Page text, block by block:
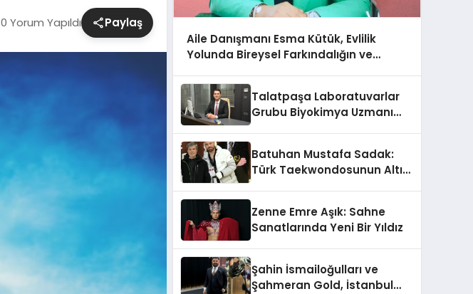
0 Yorum Yapıldı Paylaş
Aile Danışmanı Esma Kütük, Evlilik
Yolunda Bireysel Farkındalığın ve
Talatpaşa Laboratuvarlar
Grubu Biyokimya Uzmanı
Batuhan Mustafa Sadak:
Türk Taekwondosunun Altın
Zenne Emre Aşık: Sahne
Sanatlarında Yeni Bir Yıldız
Şahin İsmailoğulları ve
Şahmeran Gold, İstanbul